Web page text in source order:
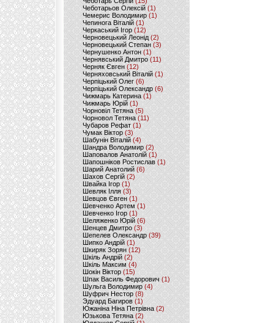
Чеботарьов Олексій (1)
Чемерис Володимир (1)
Чепинога Віталій (1)
Черкаський Ігор (12)
Черновецький Леонід(2)
Черновецький Степан (3)
Чернушенко Антон (1)
Чернявський Дмитро(11)
Черняк Євген(12)
Черняховський Віталій (1)
Черпіцький Олег (6)
Черпіцький Олександр (6)
Чижмарь Катерина (1)
Чижмарь Юрій (1)
Чорновіл Тетяна (5)
Чорновол Тетяна (11)
Чубаров Рефат (1)
Чумак Віктор(3)
Шабунін Віталій (4)
Шандра Володимир (2)
Шаповалов Анатолій(1)
Шапошніков Ростислав(1)
Шарий Анатолий(6)
Шахов Сергій(2)
Швайка Ігор (1)
Шевляк Ілля (3)
Шевцов Євген (1)
Шевченко Артем(1)
Шевченко Ігор(1)
Шеляженко Юрій (6)
Шенцев Дмитро (3)
Шепелев Олександр (39)
Шипко Андрій(1)
Шкиряк Зорян(12)
Шкіль Андрій(2)
Шкіль Максим (4)
Шокін Віктор (15)
Шпак Василь Федорович (1)
Шульга Володимир (4)
Шуфрич Нестор(8)
Эдуард Багиров (1)
Южаніна Ніна Петрівна (2)
Юзькова Тетяна(2)